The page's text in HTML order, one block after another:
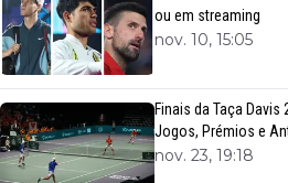
ou em streaming
nov. 10, 15:05
Finais da Taça
Jogos, Prémios e
nov. 23, 19:18